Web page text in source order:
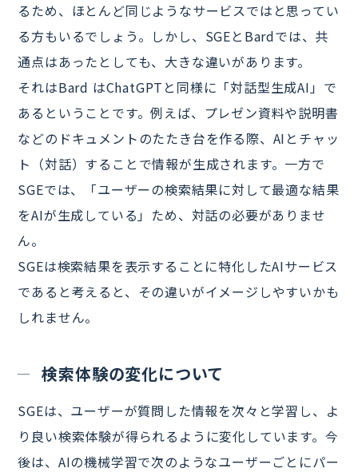
るため、ほとんど同じようなサービスではと思ってい
る方もいるでしょう。しかし、SGEとBardでは、共
通点はあったとしても、大きな違いがあります。
それはBard はChatGPTと同様に「対話型生成AI」で
あるということです。例えば、プレゼン資料や説明書
などのドキュメントのたたき台を作る際、AIとチャッ
ト（対話）することで情報が生成されます。一方で
SGEでは、「ユーザーの検索結果に対して最適な結果
をAIが生成している」ため、対話の必要がありませ
ん。
SGEは検索結果を表示することに特化したAIサービス
であると考えると、その違いがイメージしやすいかも
しれません。
検索体験の変化について
SGEは、ユーザーが質問した情報を次々と学習し、よ
り良い検索体験が得られるように変化しています。今
後は、AIの機械学習で次のようなユーザーごとにパー